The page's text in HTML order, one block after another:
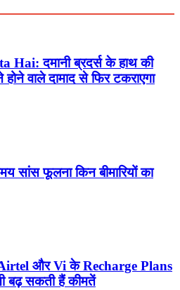
दमानी ब्रदर्स के हाथ की
वाले दामाद से फिर टकराएगा
सांस फूलना किन बीमारियों का
और Vi के Recharge Plans
बढ़ सकती हैं कीमतें